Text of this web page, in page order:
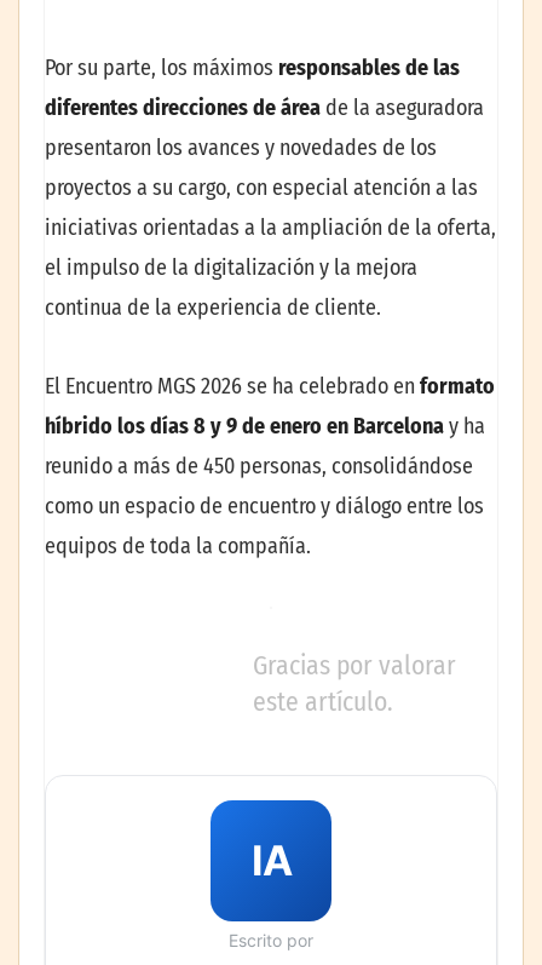
Por su parte, los máximos responsables de las
diferentes direcciones de área de la aseguradora
presentaron los avances y novedades de los
proyectos a su cargo, con especial atención a las
iniciativas orientadas a la ampliación de la oferta,
el impulso de la digitalización y la mejora
continua de la experiencia de cliente.
El Encuentro MGS 2026 se ha celebrado en formato
híbrido los días 8 y 9 de enero en Barcelonay ha
reunido a más de 450 personas, consolidándose
como un espacio de encuentro y diálogo entre los
equipos de toda la compañía.
Gracias por valorar
este artículo.
IA
Escrito por